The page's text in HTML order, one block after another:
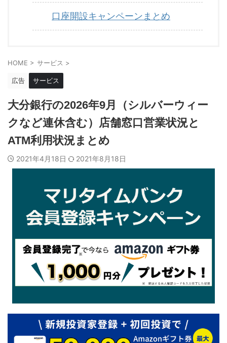
口座開設キャンペーンまとめ
HOME > サービス >
広告 サービス
大分銀行の2026年9月（シルバーウィー
クなど連休含む）店舗窓口営業状況と
ATM利用状況まとめ
2021年4月18日 2021年8月18日